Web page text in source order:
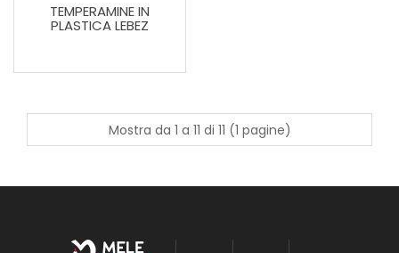
TEMPERAMINE IN
PLASTICA LEBEZ
Mostra da 1 a 11 di 11 (1 pagine)